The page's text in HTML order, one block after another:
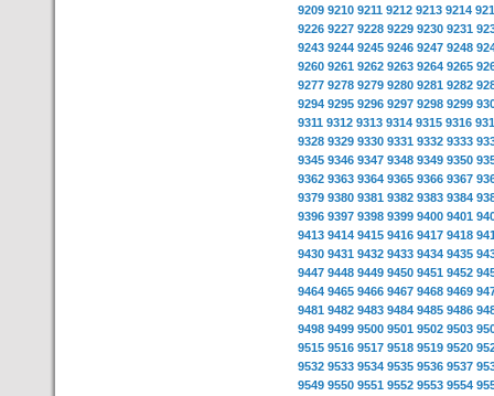
9209 9210 9211 9212 9213 9214
9226 9227 9228 9229 9230 9231
9243 9244 9245 9246 9247 9248
9260 9261 9262 9263 9264 9265
9277 9278 9279 9280 9281 9282
9294 9295 9296 9297 9298 9299
9311 9312 9313 9314 9315 9316
9328 9329 9330 9331 9332 9333
9345 9346 9347 9348 9349 9350
9362 9363 9364 9365 9366 9367
9379 9380 9381 9382 9383 9384
9396 9397 9398 9399 9400 9401
9413 9414 9415 9416 9417 9418
9430 9431 9432 9433 9434 9435
9447 9448 9449 9450 9451 9452
9464 9465 9466 9467 9468 9469
9481 9482 9483 9484 9485 9486
9498 9499 9500 9501 9502 9503
9515 9516 9517 9518 9519 9520
9532 9533 9534 9535 9536 9537
9549 9550 9551 9552 9553 9554